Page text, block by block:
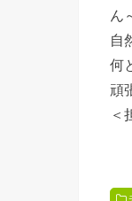
ん
自
何
頑
＜